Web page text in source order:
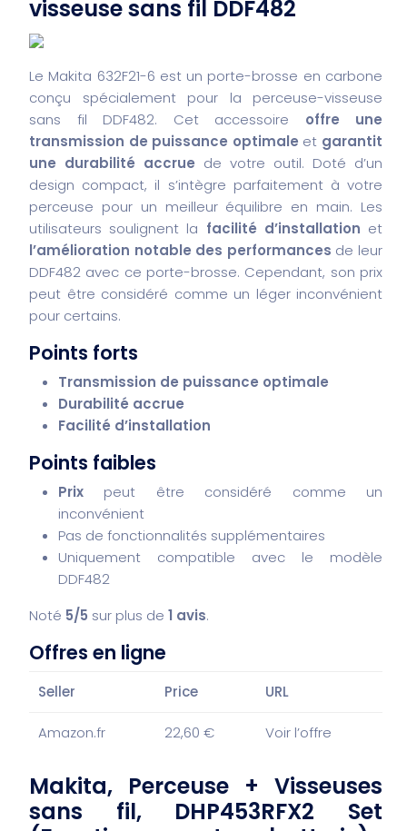
visseuse sans fil DDF482
Le Makita 632F21-6 est un porte-brosse en carbone
conçu spécialement pour la perceuse-visseuse
sans fil DDF482. Cet accessoire offre une
transmission de puissance optimale et garantit
une durabilité accrue de votre outil. Doté d’un
design compact, il s’intègre parfaitement à votre
perceuse pour un meilleur équilibre en main. Les
utilisateurs soulignent la facilité d’installation et
l’amélioration notable des performances de leur
DDF482 avec ce porte-brosse. Cependant, son prix
peut être considéré comme un léger inconvénient
pour certains.
Points forts
Transmission de puissance optimale
Durabilité accrue
Facilité d’installation
Points faibles
Prix peut être considéré comme un
inconvénient
Pas de fonctionnalités supplémentaires
Uniquement compatible avec le modèle
DDF482
Noté 5/5 sur plus de 1 avis.
Offres en ligne
Seller Price URL
Amazon.fr 22,60 € Voir l’offre
Makita, Perceuse + Visseuses
sans fil, DHP453RFX2 Set